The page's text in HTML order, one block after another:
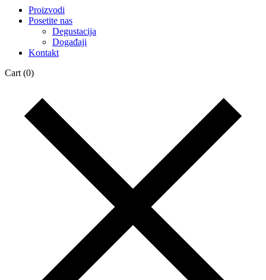
Proizvodi
Posetite nas
Degustacija
Događaji
Kontakt
Cart (0)